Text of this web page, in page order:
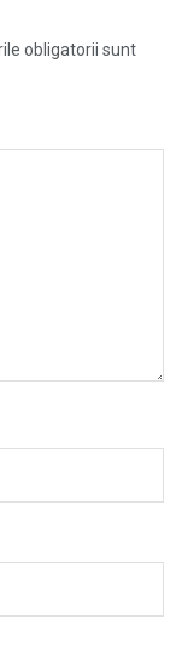
obligatorii sunt